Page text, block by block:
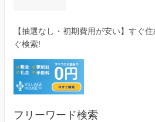
【抽選なし・初期費用が安い】すぐ
ぐ検索!
フリーワード検索